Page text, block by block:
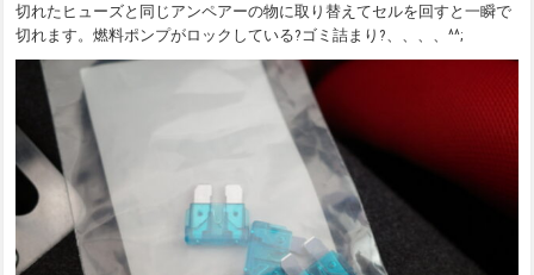
切れたヒューズと同じアンペアーの物に取り替えてセルを回すと一瞬で
切れます。燃料ポンプがロックしている?ゴミ詰まり?、、、、^^;